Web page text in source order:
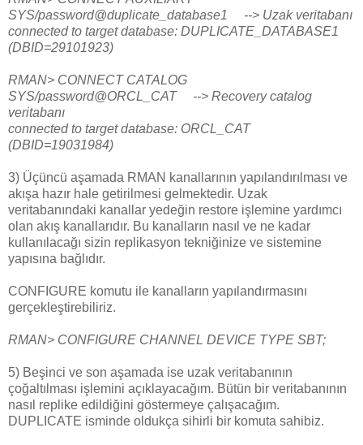
SYS/password@duplicate_database1 --> Uzak veritabanı
connected to target database: DUPLICATE_DATABASE1
(DBID=29101923)
RMAN> CONNECT CATALOG
SYS/password@ORCL_CAT --> Recovery catalog
veritabanı
connected to target database: ORCL_CAT
(DBID=19031984)
3) Üçüncü aşamada RMAN kanallarının yapılandırılması ve
akışa hazır hale getirilmesi gelmektedir. Uzak
veritabanındaki kanallar yedeğin restore işlemine yardımcı
olan akış kanallarıdır. Bu kanalların nasıl ve ne kadar
kullanılacağı sizin replikasyon tekniğinize ve sistemine
yapısına bağlıdır.
CONFIGURE komutu ile kanalların yapılandırmasını
gerçekleştirebiliriz.
RMAN> CONFIGURE CHANNEL DEVICE TYPE SBT;
5) Beşinci ve son aşamada ise uzak veritabanının
çoğaltılması işlemini açıklayacağım. Bütün bir veritabanının
nasıl replike edildiğini göstermeye çalışacağım.
DUPLICATE isminde oldukça sihirli bir komuta sahibiz.